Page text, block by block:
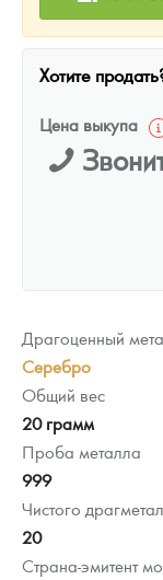
Хотите
Цена выкупа
Драгоценный
Серебро
Общий вес
20 грамм
Проба металла
999
Чистого
20
Страна-эмитент